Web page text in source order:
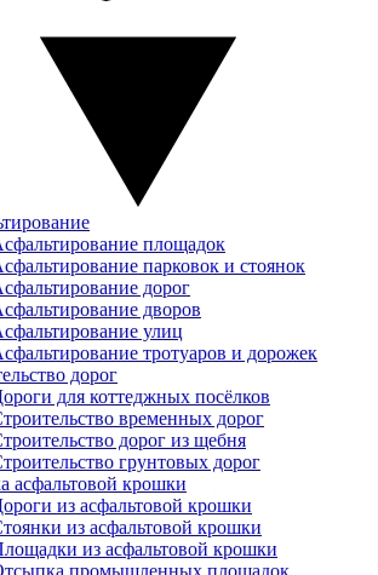
площадок
парковок и стоянок
дорог
дворов
улиц
тротуаров и дорожек
дорог
для коттеджных посёлков
временных дорог
дорог из щебня
грунтовых дорог
асфальтовой крошки
из асфальтовой крошки
из асфальтовой крошки
из асфальтовой крошки
промышленных площадок